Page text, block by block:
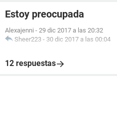
Estoy preocupada
Alexajenni - 29 dic 2017 a las 20:32
Sheer223 - 30 dic 2017 a las 00:04
12 respuestas